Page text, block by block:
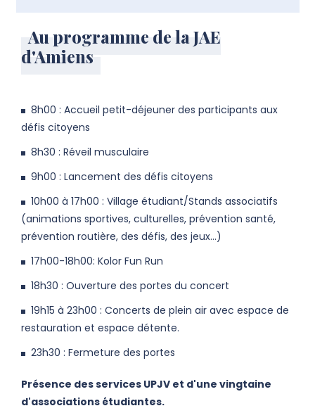
Au programme de la JAE
d'Amiens
8h00 : Accueil petit-déjeuner des participants aux
défis citoyens
8h30 : Réveil musculaire
9h00 : Lancement des défis citoyens
10h00 à 17h00 : Village étudiant/Stands associatifs
(animations sportives, culturelles, prévention santé,
prévention routière, des défis, des jeux...)
17h00-18h00: Kolor Fun Run
18h30 : Ouverture des portes du concert
19h15 à 23h00 : Concerts de plein air avec espace de
restauration et espace détente.
23h30 : Fermeture des portes
Présence des services UPJV et d'une vingtaine
d'associations étudiantes.